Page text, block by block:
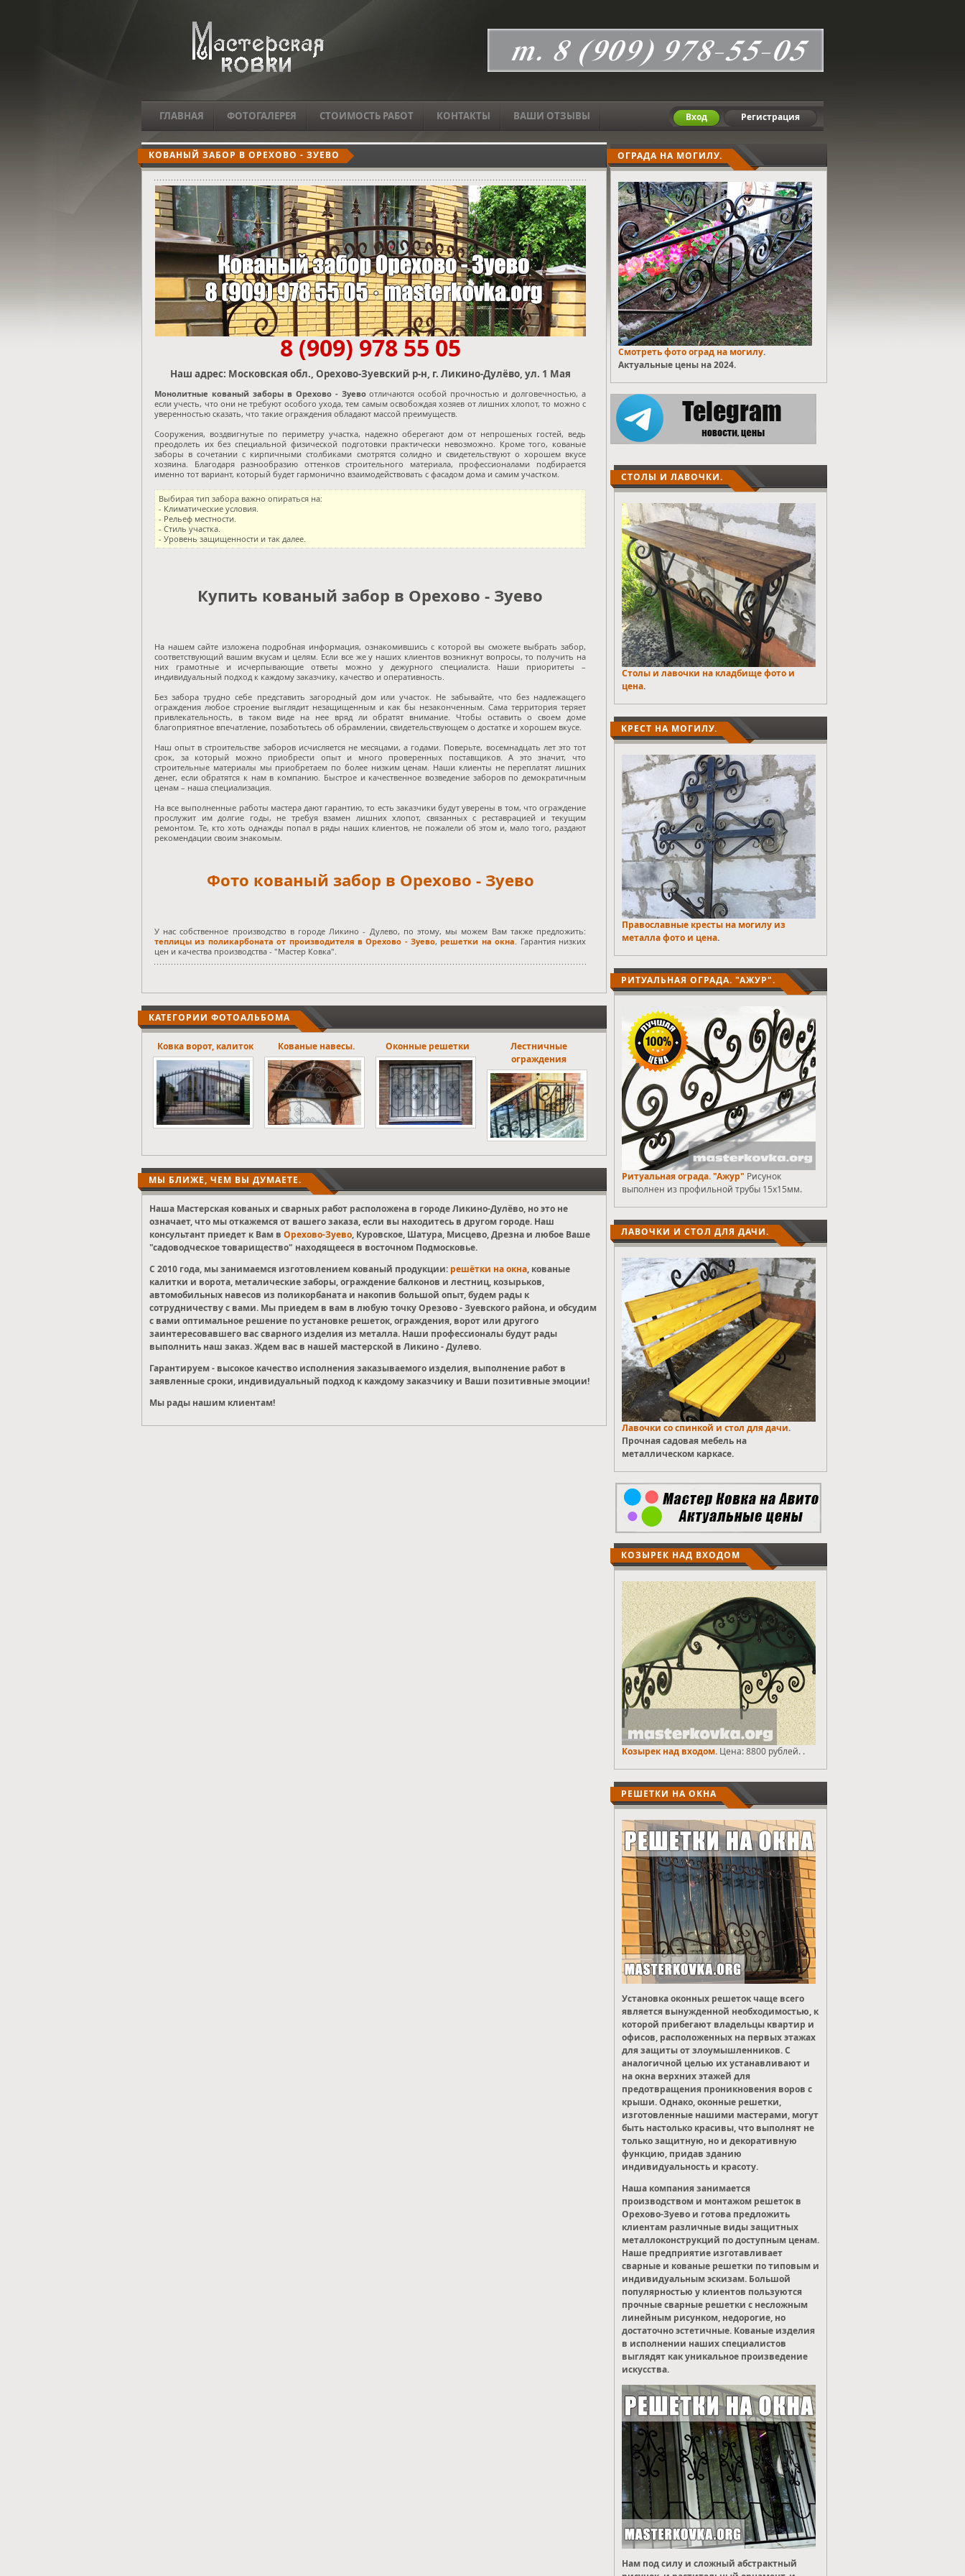
ГЛАВНАЯ ФОТОГАЛЕРЕЯ СТОИМОСТЬ РАБОТ КОНТАКТЫ ВАШИ ОТЗЫВЫ Вход Регистрация
КОВАНЫЙ ЗАБОР В ОРЕХОВО - ЗУЕВО
8 (909) 978 55 05
Наш адрес: Московская обл., Орехово-Зуевский р-н, г. Ликино-Дулёво, ул. 1 Мая
Монолитные кованый заборы в Орехово - Зуевоотличаются особой прочностью и долговечностью, а
если учесть, что они не требуют особого ухода, тем самым освобождая хозяев от лишних хлопот, то можно с
уверенностью сказать, что такие ограждения обладают массой преимуществ.
Сооружения, воздвигнутые по периметру участка, надежно оберегают дом от непрошеных гостей, ведь
преодолеть их без специальной физической подготовки практически невозможно. Кроме того, кованые
заборы в сочетании с кирпичными столбиками смотрятся солидно и свидетельствуют о хорошем вкусе
хозяина. Благодаря разнообразию оттенков строительного материала, профессионалами подбирается
именно тот вариант, который будет гармонично взаимодействовать с фасадом дома и самим участком.
Выбирая тип забора важно опираться на:
- Климатические условия.
- Рельеф местности.
- Стиль участка.
- Уровень защищенности и так далее.
Купить кованый забор в Орехово - Зуево
На нашем сайте изложена подробная информация, ознакомившись с которой вы сможете выбрать забор,
соответствующий вашим вкусам и целям. Если все же у наших клиентов возникнут вопросы, то получить на
них грамотные и исчерпывающие ответы можно у дежурного специалиста. Наши приоритеты –
индивидуальный подход к каждому заказчику, качество и оперативность.
Без забора трудно себе представить загородный дом или участок. Не забывайте, что без надлежащего
ограждения любое строение выглядит незащищенным и как бы незаконченным. Сама территория теряет
привлекательность, в таком виде на нее вряд ли обратят внимание. Чтобы оставить о своем доме
благоприятное впечатление, позаботьтесь об обрамлении, свидетельствующем о достатке и хорошем вкусе.
Наш опыт в строительстве заборов исчисляется не месяцами, а годами. Поверьте, восемнадцать лет это тот
срок, за который можно приобрести опыт и много проверенных поставщиков. А это значит, что
строительные материалы мы приобретаем по более низким ценам. Наши клиенты не переплатят лишних
денег, если обратятся к нам в компанию. Быстрое и качественное возведение заборов по демократичным
ценам – наша специализация.
На все выполненные работы мастера дают гарантию, то есть заказчики будут уверены в том, что ограждение
прослужит им долгие годы, не требуя взамен лишних хлопот, связанных с реставрацией и текущим
ремонтом. Те, кто хоть однажды попал в ряды наших клиентов, не пожалели об этом и, мало того, раздают
рекомендации своим знакомым.
Фото кованый забор в Орехово - Зуево
У нас собственное производство в городе Ликино - Дулево, по этому, мы можем Вам также предложить:
теплицы из поликарбоната от производителя в Орехово - Зуево,решетки на окна. Гарантия низких
цен и качества производства - "Мастер Ковка".
КАТЕГОРИИ ФОТОАЛЬБОМА
Кованые навесы. Оконные решетки
Лестничные
ограждения
Ритуальные ограды
МЫ БЛИЖЕ, ЧЕМ ВЫ ДУМАЕТЕ.
Наша Мастерская кованых и сварных работ расположена в городе Ликино-Дулёво, но это не
означает, что мы откажемся от вашего заказа, если вы находитесь в другом городе. Наш
консультант приедет к Вам в Орехово-Зуево, Куровское, Шатура, Мисцево, Дрезна и любое Ваше
"садоводческое товарищество" находящееся в восточном Подмосковье.
С 2010 года, мы занимаемся изготовлением кованый продукции: решётки на окна, кованые
калитки и ворота, металические заборы, ограждение балконов и лестниц, козырьков,
автомобильных навесов из поликорбаната и накопив большой опыт, будем рады к
сотрудничеству с вами. Мы приедем в вам в любую точку Орезово - Зуевского района, и обсудим
с вами оптимальное решение по установке решеток, ограждения, ворот или другого
заинтересовавшего вас сварного изделия из металла. Наши профессионалы будут рады
выполнить наш заказ. Ждем вас в нашей мастерской в Ликино - Дулево.
Гарантируем - высокое качество исполнения заказываемого изделия, выполнение работ в
заявленные сроки, индивидуальный подход к каждому заказчику и Ваши позитивные эмоции!
Мы рады нашим клиентам!
ОГРАДА НА МОГИЛУ.
Смотреть фото оград на могилу.
Актуальные цены на 2024.
СТОЛЫ И ЛАВОЧКИ.
Столы и лавочки на кладбище фото и
цена.
КРЕСТ НА МОГИЛУ.
Православные кресты на могилу из
металла фото и цена.
РИТУАЛЬНАЯ ОГРАДА. "АЖУР".
Ритуальная ограда. "Ажур" Рисунок
выполнен из профильной трубы 15х15мм.
ЛАВОЧКИ И СТОЛ ДЛЯ ДАЧИ.
Лавочки со спинкой и стол для дачи.
Прочная садовая мебель на
металлическом каркасе.
КОЗЫРЕК НАД ВХОДОМ
Козырек над входом. Цена: 8800 рублей. .
РЕШЕТКИ НА ОКНА
Установка оконных решеток чаще всего
является вынужденной необходимостью, к
которой прибегают владельцы квартир и
офисов, расположенных на первых этажах
для защиты от злоумышленников. С
аналогичной целью их устанавливают и
на окна верхних этажей для
предотвращения проникновения воров с
крыши. Однако, оконные решетки,
изготовленные нашими мастерами, могут
быть настолько красивы, что выполнят не
только защитную, но и декоративную
функцию, придав зданию
индивидуальность и красоту.
Наша компания занимается
производством и монтажом решеток в
Орехово-Зуево и готова предложить
клиентам различные виды защитных
металлоконструкций по доступным ценам.
Наше предприятие изготавливает
сварные и кованые решетки по типовым и
индивидуальным эскизам. Большой
популярностью у клиентов пользуются
прочные сварные решетки с несложным
линейным рисунком, недорогие, но
достаточно эстетичные. Кованые изделия
в исполнении наших специалистов
выглядят как уникальное произведение
искусства.
Нам под силу и сложный абстрактный